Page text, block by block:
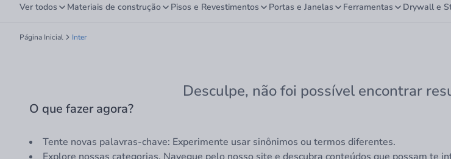
Ver todos Materiais de construção Pisos e Revestimentos Portas e Janelas Ferramentas Drywall e
Página Inicial Inter
Desculpe, não foi possível encontrar
O que fazer agora?
Tente novas palavras-chave: Experimente usar sinônimos ou termos diferentes.